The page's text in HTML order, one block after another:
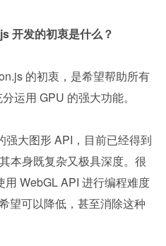
开发的初衷是什么？
的初衷，是希望帮助所有
运用 GPU 的强大功能。
强大图形 API，目前已经得到
本身既复杂又极具深度。很
WebGL API 进行编程难度
望可以降低，甚至消除这种